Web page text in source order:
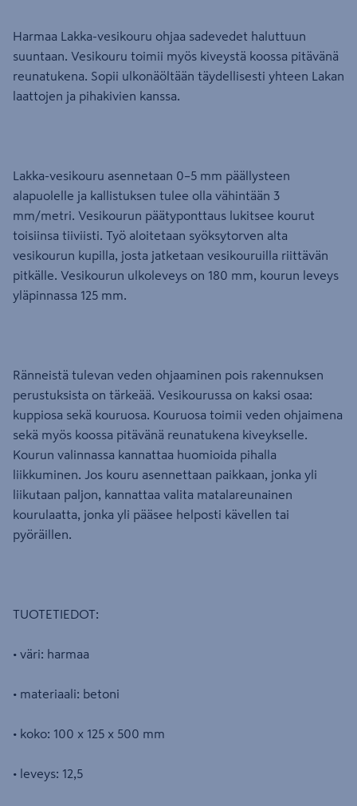
Harmaa Lakka-vesikouru ohjaa sadevedet haluttuun
suuntaan. Vesikouru toimii myös kiveystä koossa pitävänä
reunatukena. Sopii ulkonäöltään täydellisesti yhteen Lakan
laattojen ja pihakivien kanssa.
Lakka-vesikouru asennetaan 0–5 mm päällysteen
alapuolelle ja kallistuksen tulee olla vähintään 3
mm/metri. Vesikourun päätyponttaus lukitsee kourut
toisiinsa tiiviisti. Työ aloitetaan syöksytorven alta
vesikourun kupilla, josta jatketaan vesikouruilla riittävän
pitkälle. Vesikourun ulkoleveys on 180 mm, kourun leveys
yläpinnassa 125 mm.
Ränneistä tulevan veden ohjaaminen pois rakennuksen
perustuksista on tärkeää. Vesikourussa on kaksi osaa:
kuppiosa sekä kouruosa. Kouruosa toimii veden ohjaimena
sekä myös koossa pitävänä reunatukena kiveykselle.
Kourun valinnassa kannattaa huomioida pihalla
liikkuminen. Jos kouru asennettaan paikkaan, jonka yli
liikutaan paljon, kannattaa valita matalareunainen
kourulaatta, jonka yli pääsee helposti kävellen tai
pyöräillen.
TUOTETIEDOT:
• väri: harmaa
• materiaali: betoni
• koko: 100 x 125 x 500 mm
• leveys: 12,5